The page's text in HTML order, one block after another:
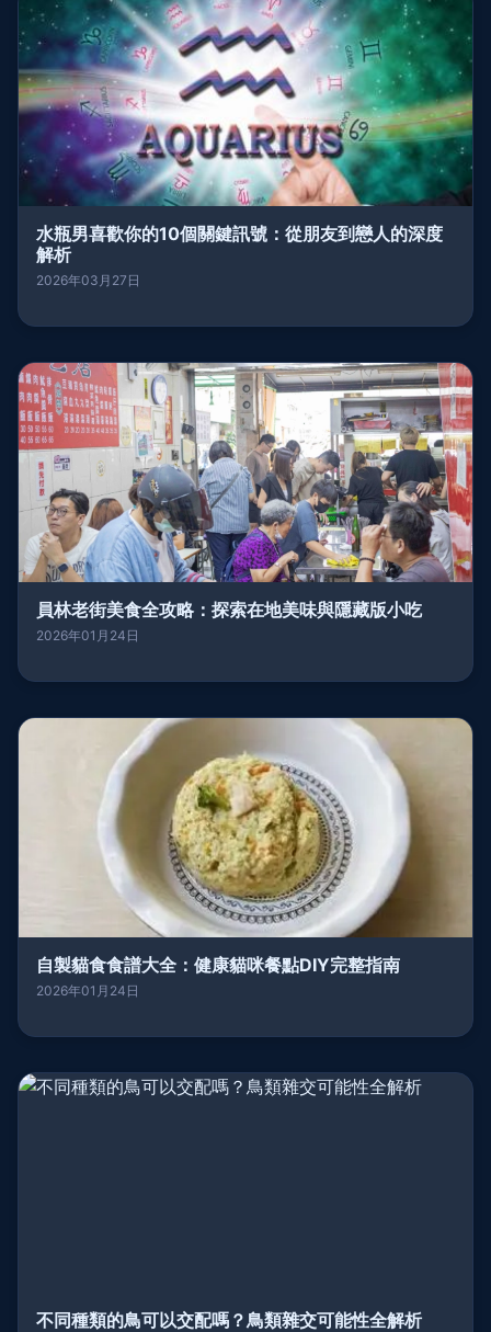
水瓶男喜歡你的10個關鍵訊號：從朋友到戀人的深度
解析
2026年03月27日
員林老街美食全攻略：探索在地美味與隱藏版小吃
2026年01月24日
自製貓食食譜大全：健康貓咪餐點DIY完整指南
2026年01月24日
不同種類的鳥可以交配嗎？鳥類雜交可能性全解析